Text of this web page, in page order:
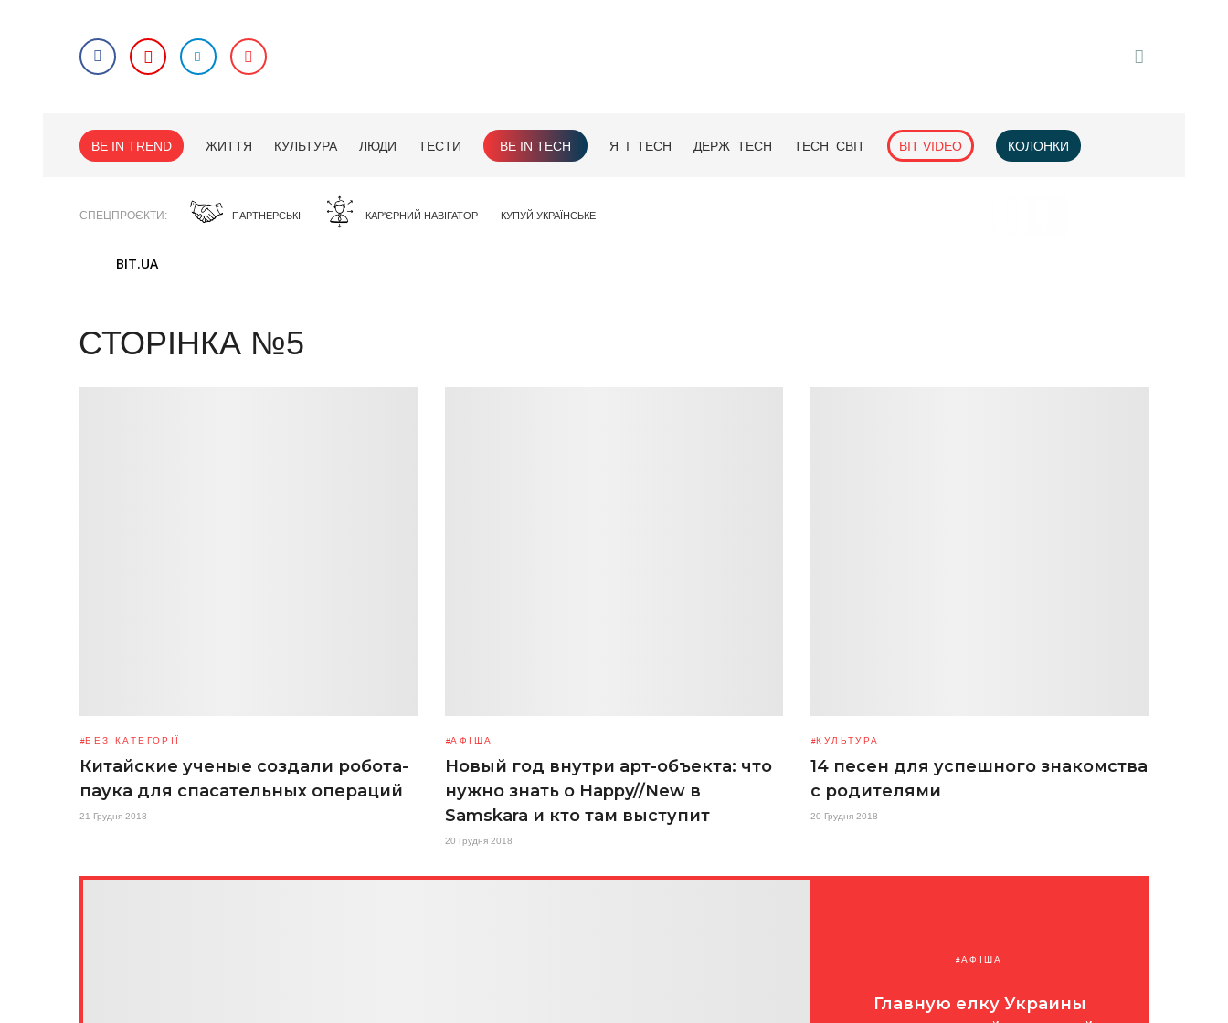
BE IN TREND ЖИТТЯ КУЛЬТУРА ЛЮДИ ТЕСТИ BE IN TECH Я_І_TECH ДЕРЖ_TECH TECH_СВІТ BIT VIDEO КОЛОНКИ
СПЕЦПРОЄКТИ ПАРТНЕРСЬКІ КАР'ЄРНИЙ НАВІГАТОР КУПУЙ УКРАЇНСЬКЕ
BIT.UA
СТОРІНКА №5
БЕЗ КАТЕГОРІЇ
Китайские ученые создали робота-
паука для спасательных операций
21 Грудня 2018
АФІША
Новый год внутри арт-объекта: что
нужно знать о Happy//New в
Samskara и кто там выступит
20 Грудня 2018
КУЛЬТУРА
14 песен для успешного знакомства
с родителями
20 Грудня 2018
АФІША
Главную елку Украины